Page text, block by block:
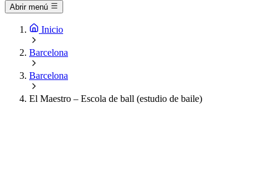
Abrir menú
Inicio
Barcelona
Barcelona
El Maestro – Escola de ball (estudio de baile)